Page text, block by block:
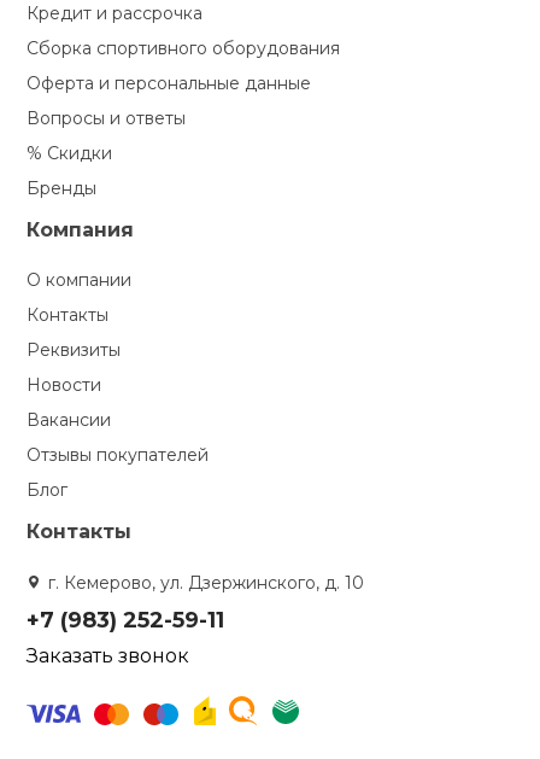
Кредит и рассрочка
Сборка спортивного оборудования
Оферта и персональные данные
Вопросы и ответы
% Скидки
Бренды
Компания
О компании
Контакты
Реквизиты
Новости
Вакансии
Отзывы покупателей
Блог
Контакты
г. Кемерово, ул. Дзержинского, д. 10
+7 (983) 252-59-11
Заказать звонок